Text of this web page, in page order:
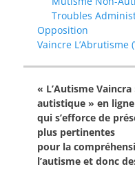
Troubles
Opposition
Vaincre L’Abrutisme
« L’Autisme
autistique » en ligne
qui s’efforce de
plus pertinentes
pour la
l’autisme et donc